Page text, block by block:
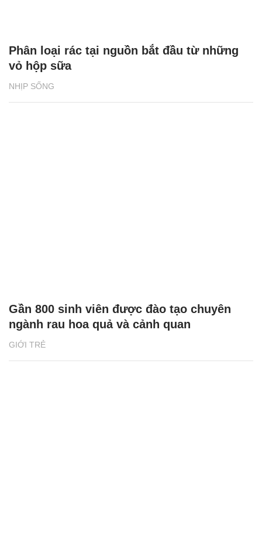
NHỊP SỐNG
Phân loại rác tại nguồn bắt đầu từ những
vỏ hộp sữa
GIỚI TRẺ
Gần 800 sinh viên được đào tạo chuyên
ngành rau hoa quả và cảnh quan